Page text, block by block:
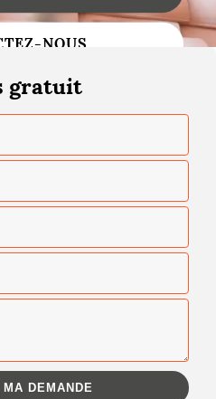
de toiture
de toiture
NOUS
gratuit